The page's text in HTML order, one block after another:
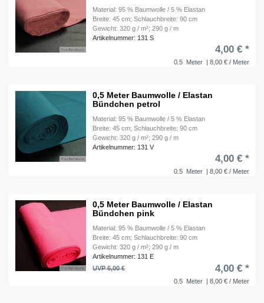
Material: 95 % Baumwolle / 5 % Elastan
Breite: 45 cm; Schlauchbreite: 90 cm
Gewicht: 320 g / m²; 290 g / m
Artikelnummer: 131 S
0.5 Meter | 8,00 € / Meter
4,00 € *
0,5 Meter Baumwolle / Elastan
Bündchen petrol
Material: 95 % Baumwolle / 5 % Elastan
Breite: 45 cm; Schlauchbreite: 90 cm
Gewicht: 320 g / m²; 290 g / m
Artikelnummer: 131 V
0.5 Meter | 8,00 € / Meter
4,00 € *
0,5 Meter Baumwolle / Elastan
Bündchen pink
Material: 95 % Baumwolle / 5 % Elastan
Breite: 45 cm; Schlauchbreite: 90 cm
Gewicht: 320 g / m²; 290 g / m
Artikelnummer: 131 E
0.5 Meter | 8,00 € / Meter
UVP 6,00 € 4,00 € *